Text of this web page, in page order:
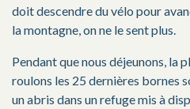
doit descendre du vélo pour
la montagne, on ne le sent plus.
Pendant que nous déjeunons, la
roulons les 25 dernières bornes
un abris dans un refuge mis à